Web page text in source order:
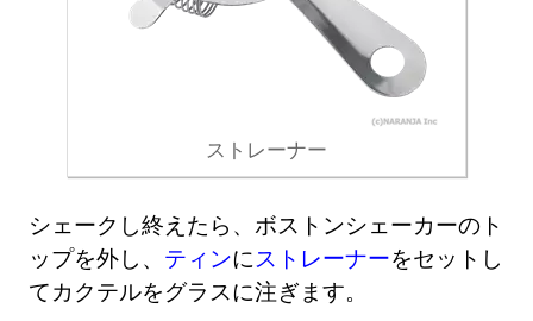
ストレーナー
シェークし終えたら、ボストンシェーカーのト
ップを外し、 ティンに ストレーナーをセットし
てカクテルをグラスに注ぎます。